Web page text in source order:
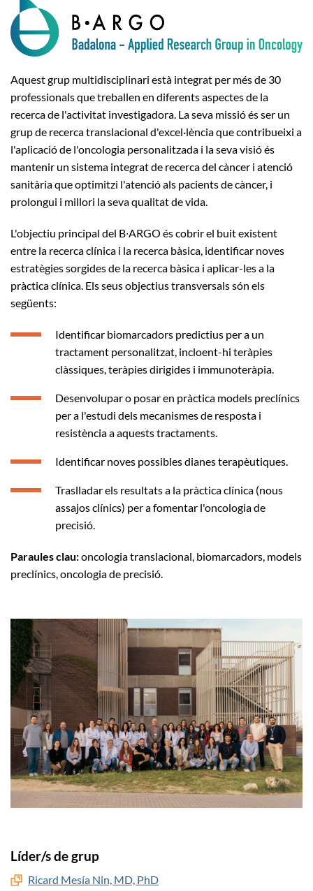
Aquest grup multidisciplinari està integrat per més de 30
professionals que treballen en diferents aspectes de la
recerca de l'activitat investigadora. La seva missió és ser un
grup de recerca translacional d'excel·lència que contribueixi a
l'aplicació de l'oncologia personalitzada i la seva visió és
mantenir un sistema integrat de recerca del càncer i atenció
sanitària que optimitzi l'atenció als pacients de càncer, i
prolongui i millori la seva qualitat de vida.
L'objectiu principal del B∙ARGO és cobrir el buit existent
entre la recerca clínica i la recerca bàsica, identificar noves
estratègies sorgides de la recerca bàsica i aplicar-les a la
pràctica clínica. Els seus objectius transversals són els
següents:
Identificar biomarcadors predictius per a un
tractament personalitzat, incloent-hi teràpies
clàssiques, teràpies dirigides i immunoteràpia.
Desenvolupar o posar en pràctica models preclínics
per a l'estudi dels mecanismes de resposta i
resistència a aquests tractaments.
Identificar noves possibles dianes terapèutiques.
Traslladar els resultats a la pràctica clínica (nous
assajos clínics) per a fomentar l'oncologia de
precisió.
Paraules clau:oncologia translacional, biomarcadors, models
preclínics, oncologia de precisió.
Líder/s de grup
Ricard Mesía Nin, MD, PhD